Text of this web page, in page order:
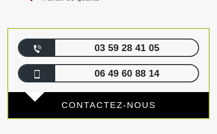
03 59 28 41 05
06 49 60 88 14
CONTACTEZ-NOUS